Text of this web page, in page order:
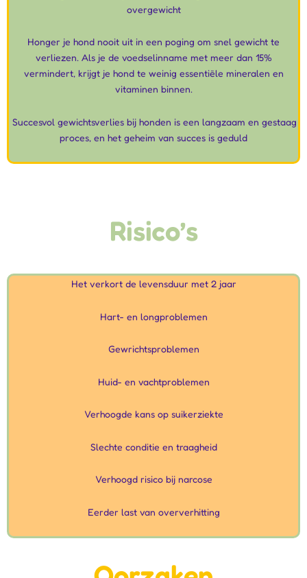
overgewicht
Honger je hond nooit uit in een poging om snel gewicht te
verliezen. Als je de voedselinname met meer dan 15%
vermindert, krijgt je hond te weinig essentiële mineralen en
vitaminen binnen.
Succesvol gewichtsverlies bij honden is een langzaam en gestaag
proces, en het geheim van succes is geduld
Risico’s
Het verkort de levensduur met 2 jaar
Hart- en longproblemen
Gewrichtsproblemen
Huid- en vachtproblemen
Verhoogde kans op suikerziekte
Slechte conditie en traagheid
Verhoogd risico bij narcose
Eerder last van oververhitting